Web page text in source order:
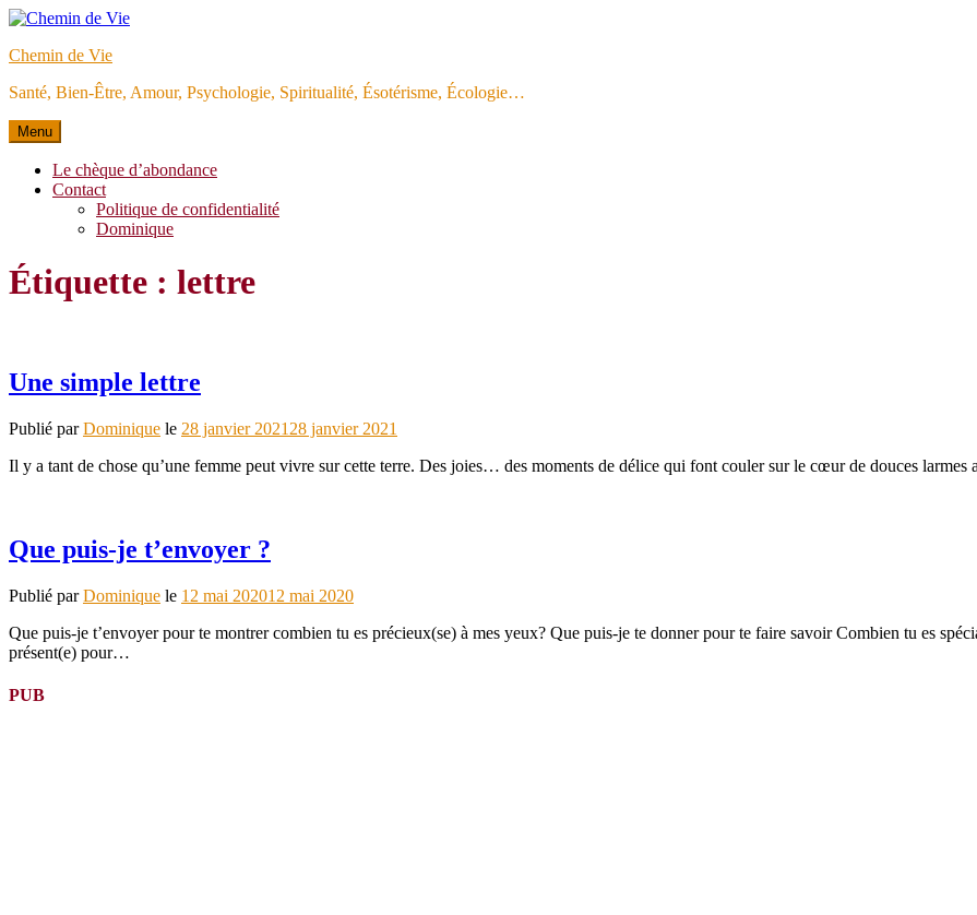
Aller
contenu
Chemin de Vie
Santé, Bien-Être, Amour, Psychologie, Spiritualité, Ésotérisme, Écologie…
Menu
Le chèque d’abondance
Contact
Politique de confidentialité
Dominique
Étiquette : lettre
Une simple lettre
Publié parDominique le 28 janvier 2021 28 janvier 2021
Il y a tant de chose qu’une femme peut vivre sur cette terre. Des joies… des moments de délice qui font couler sur le cœur de douces
Que puis-je t’envoyer ?
Publié parDominique le 12 mai 202012 mai 2020
Que puis-je t’envoyer pour te montrer combien tu es précieux(se) à mes yeux? Que puis-je te donner pour te faire savoir Combien tu es
présent(e) pour…
PUB